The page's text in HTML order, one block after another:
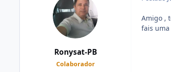
Ronysat-PB
Colaborador
Amigo ,
fais uma